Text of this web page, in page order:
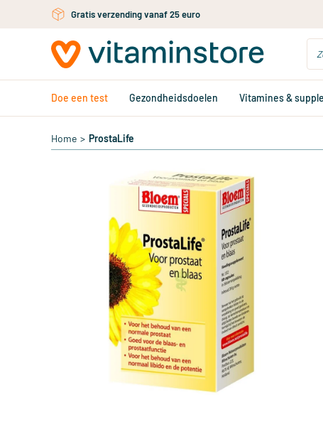
Ga naar de hoofdinhoud
Doe een test Gezondheidsdoelen Vitamines &
Home > ProstaLife